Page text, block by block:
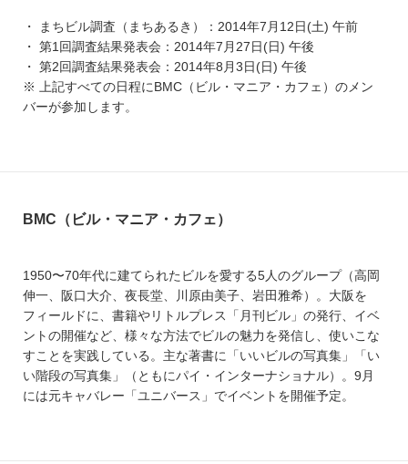
・ まちビル調査（まちあるき）：2014年7月12日(土) 午前
・ 第1回調査結果発表会：2014年7月27日(日) 午後
・ 第2回調査結果発表会：2014年8月3日(日) 午後
※ 上記すべての日程にBMC（ビル・マニア・カフェ）のメン
バーが参加します。
BMC（ビル・マニア・カフェ）
1950〜70年代に建てられたビルを愛する5人のグループ（高岡
伸一、阪口大介、夜長堂、川原由美子、岩田雅希）。大阪を
フィールドに、書籍やリトルプレス「月刊ビル」の発行、イベ
ントの開催など、様々な方法でビルの魅力を発信し、使いこな
すことを実践している。主な著書に「いいビルの写真集」「い
い階段の写真集」（ともにパイ・インターナショナル）。9月
には元キャバレー「ユニバース」でイベントを開催予定。